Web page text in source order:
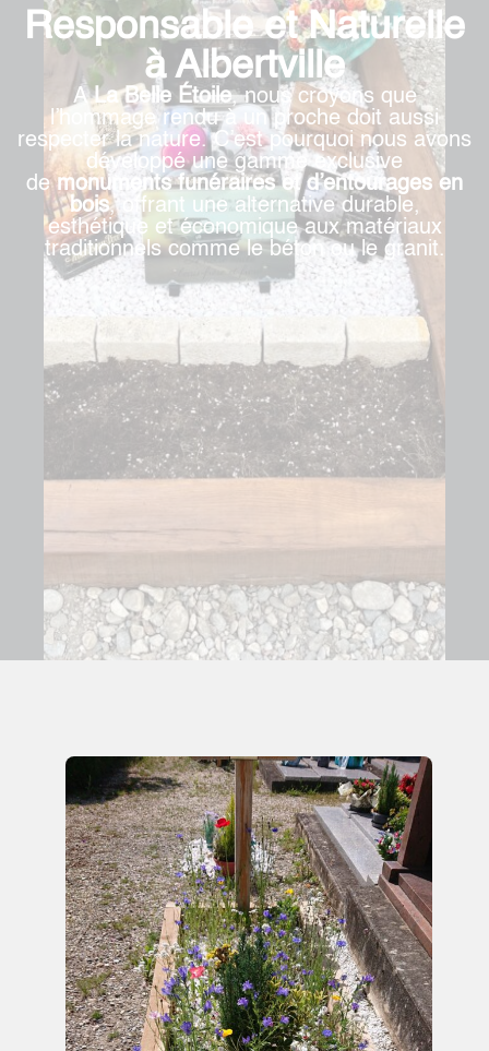
Responsable et Naturelle
à Albertville
ALa Belle Étoile, nous croyons que
l’hommage rendu à un proche doit aussi
respecter la nature. C’est pourquoi nous avons
développé une gamme exclusive
demonuments funéraires et d’entourages en
bois, offrant une alternative durable,
esthétique et économique aux matériaux
traditionnels comme le béton ou le granit.